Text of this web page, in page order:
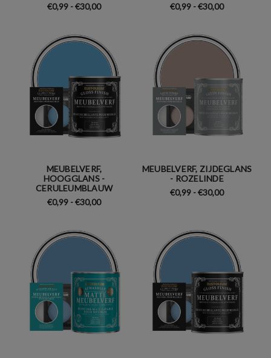
€0,99 - €30,00
€0,99 - €30,00
MEUBELVERF,
HOOGGLANS -
CERULEUMBLAUW
€0,99 - €30,00
MEUBELVERF, ZIJDEGLANS
- ROZELINDE
€0,99 - €30,00